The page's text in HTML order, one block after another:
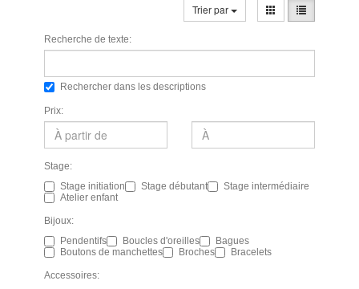
Trier par
Recherche de texte:
Rechercher dans les descriptions
Prix:
Stage:
Stage initiation
Stage débutant
Stage intermédiaire
Atelier enfant
Bijoux:
Pendentifs
Boucles d'oreilles
Bagues
Boutons de manchettes
Broches Bracelets
Accessoires: